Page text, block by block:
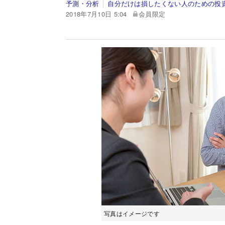
予測・分析
自分だけは損したくない人のための投
2018年7月10日 5:04
会員限定
写真はイメージです